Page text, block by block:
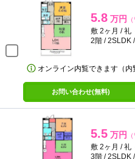
5.8 万円
敷 2ヶ月 / 礼
2階 / 2SLDK
オンライン内覧できます（内
お問い合わせ(無料)
5.5 万円
敷 2ヶ月 / 礼
3階 / 2SLDK